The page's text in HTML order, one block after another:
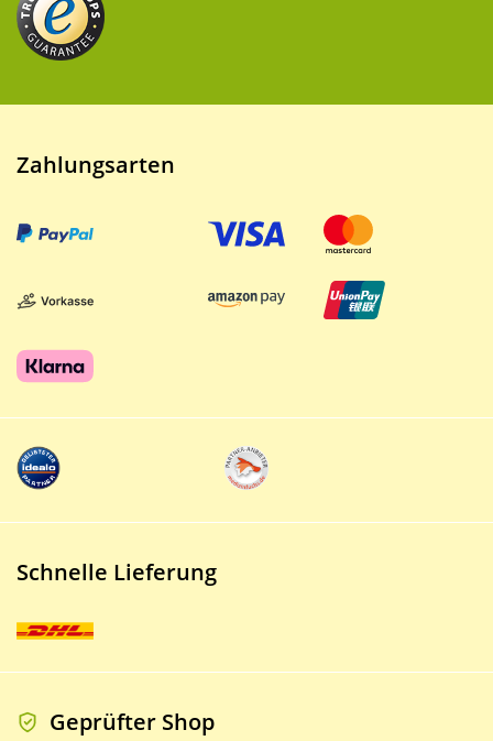
Zahlungsarten
Schnelle Lieferung
Geprüfter Shop